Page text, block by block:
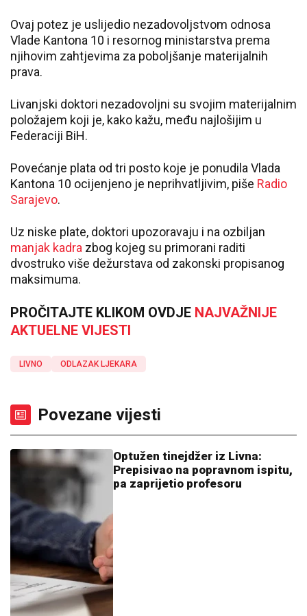
Ovaj potez je uslijedio nezadovoljstvom odnosa
Vlade Kantona 10 i resornog ministarstva prema
njihovim zahtjevima za poboljšanje materijalnih
prava.
Livanjski doktori nezadovoljni su svojim materijalnim
položajem koji je, kako kažu, među najlošijim u
Federaciji BiH.
Povećanje plata od tri posto koje je ponudila Vlada
Kantona 10 ocijenjeno je neprihvatljivim, piše Radio
Sarajevo.
Uz niske plate, doktori upozoravaju i na ozbiljan
manjak kadra zbog kojeg su primorani raditi
dvostruko više dežurstava od zakonski propisanog
maksimuma.
PROČITAJTE KLIKOM OVDJE NAJVAŽNIJE
AKTUELNE VIJESTI
LIVNO ODLAZAK LJEKARA
Povezane vijesti
Optužen tinejdžer iz Livna:
Prepisivao na popravnom ispitu,
pa zaprijetio profesoru